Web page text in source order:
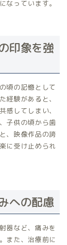
なっています。
印象を強
頃の記憶として
経験があると、
感してしまい、
子供の頃から歯
、映像作品の誇
に受け止められ
への配慮
器など、痛みを
また、治療前に